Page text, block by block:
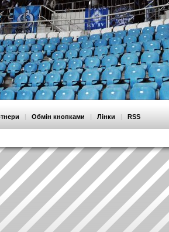
| Обмін кнопками | Лінки | RSS